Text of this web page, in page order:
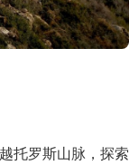
托罗斯山脉，探索